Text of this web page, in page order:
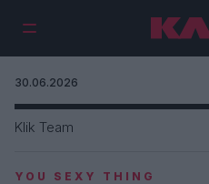
30.06.2026
YOU SEXY THING
Klik Team